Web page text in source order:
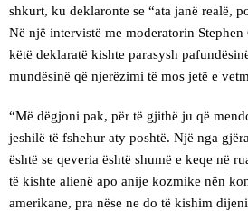
shkurt, ku deklaronte se “ata janë realë,
Në një intervistë me moderatorin Stephen
këtë deklaratë kishte parasysh
mundësinë që njerëzimi të mos jetë e
“Më dëgjoni pak, për të gjithë ju që
jeshilë të fshehur aty poshtë. Një nga
është se qeveria është shumë e keqe në
të kishte alienë apo anije kozmike nën
amerikane, pra nëse ne do të kishim